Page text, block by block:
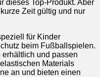
dieses Top-Produkt. Aber
Zeit gültig und nur
für Kinder
beim Fußballspielen.
und passen
Materials
an und bieten einen